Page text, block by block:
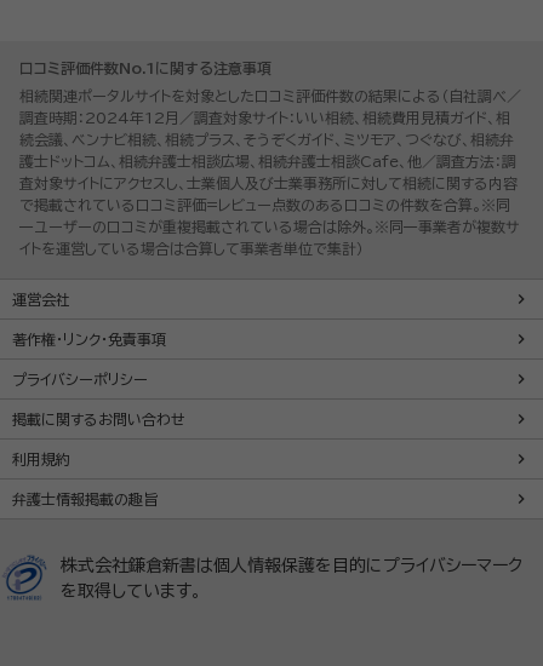
口コミ評価件数No.1に関する注意事項
相続関連ポータルサイトを対象とした口コミ評価件数の結果による（自社調べ／
調査時期：2024年12月／調査対象サイト：いい相続、相続費用見積ガイド、相
続会議、ベンナビ相続、相続プラス、そうぞくガイド、ミツモア、つぐなび、相続弁
護士ドットコム、相続弁護士相談広場、相続弁護士相談Cafe、他／調査方法：調
査対象サイトにアクセスし、士業個人及び士業事務所に対して相続に関する内容
で掲載されている口コミ評価=レビュー点数のある口コミの件数を合算。※同
一ユーザーの口コミが重複掲載されている場合は除外。※同一事業者が複数サ
イトを運営している場合は合算して事業者単位で集計）
運営会社
著作権・リンク・免責事項
プライバシーポリシー
掲載に関するお問い合わせ
利用規約
弁護士情報掲載の趣旨
株式会社鎌倉新書は個人情報保護を目的にプライバシーマーク
を取得しています。